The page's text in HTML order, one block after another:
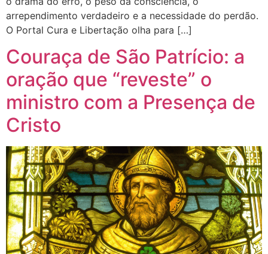
arrependimento verdadeiro e a necessidade do perdão.
O Portal Cura e Libertação olha para […]
Couraça de São Patrício: a
oração que “reveste” o
ministro com a Presença de
Cristo